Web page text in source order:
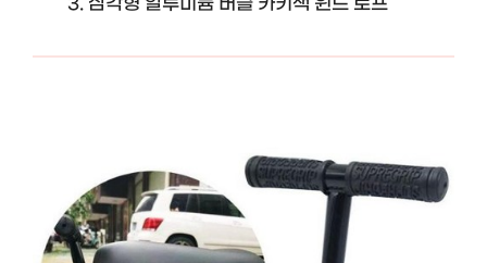
삼각형 알루미늄 버클 카키색 윈드 로프